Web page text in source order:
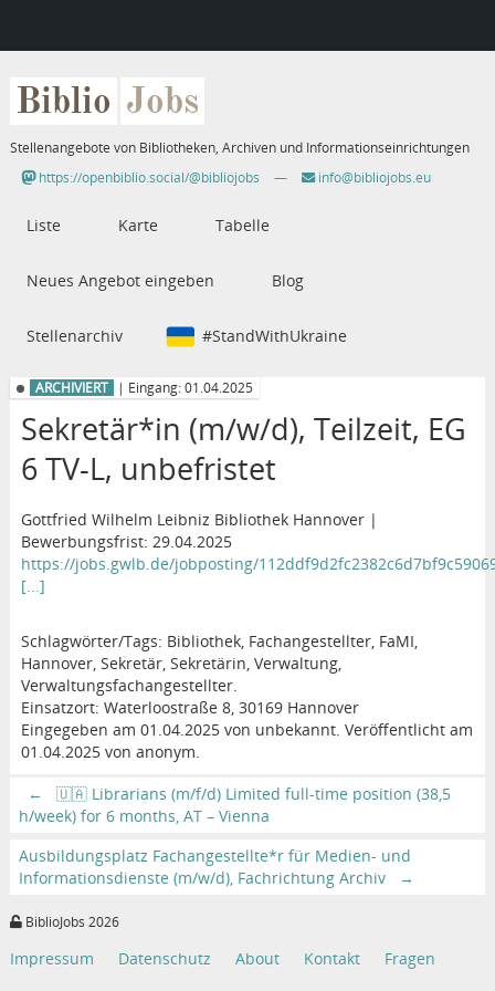
Biblio Jobs
Stellenangebote von Bibliotheken, Archiven und Informationseinrichtungen
https://openbiblio.social/@bibliojobs
— info@bibliojobs.eu
Liste Karte Tabelle
Neues Angebot eingeben Blog
Stellenarchiv #StandWithUkraine
ARCHIVIERT | Eingang: 01.04.2025
Sekretär*in (m/w/d), Teilzeit, EG
6 TV-L, unbefristet
Gottfried Wilhelm Leibniz Bibliothek Hannover |
Bewerbungsfrist: 29.04.2025
https://jobs.gwlb.de/jobposting/
[...]
Schlagwörter/Tags: Bibliothek, Fachangestellter, FaMI,
Hannover, Sekretär, Sekretärin, Verwaltung,
Verwaltungsfachangestellter.
Einsatzort: Waterloostraße 8, 30169 Hannover
Eingegeben am 01.04.2025 von unbekannt. Veröffentlicht am
01.04.2025 von anonym.
←
🇺🇦 Librarians (m/f/d) Limited full-time position (38,5
h/week) for 6 months, AT – Vienna
Ausbildungsplatz Fachangestellte*r für Medien- und
Informationsdienste (m/w/d), Fachrichtung Archiv
→
BiblioJobs 2026
Impressum Datenschutz About Kontakt Fragen